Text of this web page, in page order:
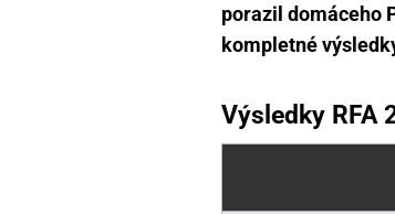
porazil domáceho
kompletné
Výsledky RFA